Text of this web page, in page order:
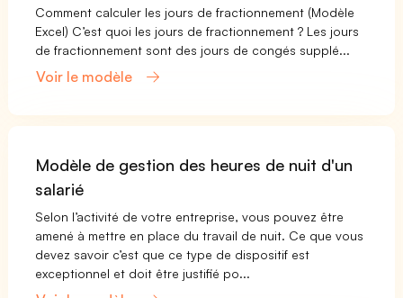
Comment calculer les jours de fractionnement (Modèle
Excel) C’est quoi les jours de fractionnement ? Les jours
de fractionnement sont des jours de congés supplé...
Voir le modèle
Modèle de gestion des heures de nuit d'un
salarié
Selon l’activité de votre entreprise, vous pouvez être
amené à mettre en place du travail de nuit. Ce que vous
devez savoir c’est que ce type de dispositif est
exceptionnel et doit être justifié po...